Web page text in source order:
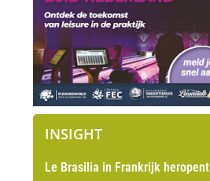
INSIGHT
Le Brasilia in Frankrijk heropent